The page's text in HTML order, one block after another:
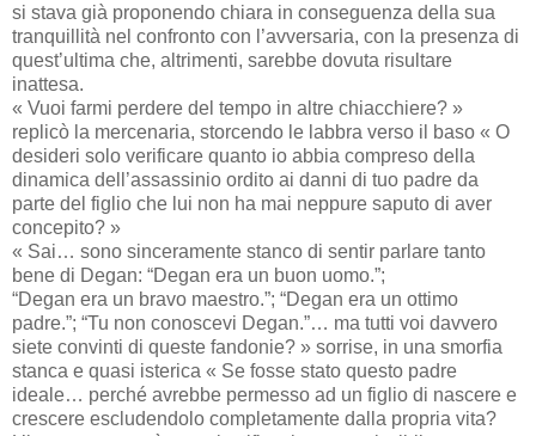
si stava già proponendo chiara in conseguenza della sua
tranquillità nel confronto con l’avversaria, con la presenza di
quest’ultima che, altrimenti, sarebbe dovuta risultare
inattesa.
« Vuoi farmi perdere del tempo in altre chiacchiere? »
replicò la mercenaria, storcendo le labbra verso il baso « O
desideri solo verificare quanto io abbia compreso della
dinamica dell’assassinio ordito ai danni di tuo padre da
parte del figlio che lui non ha mai neppure saputo di aver
concepito? »
« Sai… sono sinceramente stanco di sentir parlare tanto
bene di Degan: “Degan era un buon uomo.”;
“Degan era un bravo maestro.”; “Degan era un ottimo
padre.”; “Tu non conoscevi Degan.”… ma tutti voi davvero
siete convinti di queste fandonie? » sorrise, in una smorfia
stanca e quasi isterica « Se fosse stato questo padre
ideale… perché avrebbe permesso ad un figlio di nascere e
crescere escludendolo completamente dalla propria vita?